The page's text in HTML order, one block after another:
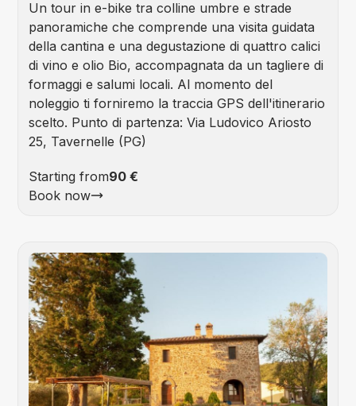
Un tour in e-bike tra colline umbre e strade
panoramiche che comprende una visita guidata
della cantina e una degustazione di quattro calici
di vino e olio Bio, accompagnata da un tagliere di
formaggi e salumi locali. Al momento del
noleggio ti forniremo la traccia GPS dell'itinerario
scelto. Punto di partenza: Via Ludovico Ariosto
25, Tavernelle (PG)
Starting from90 €
Book now